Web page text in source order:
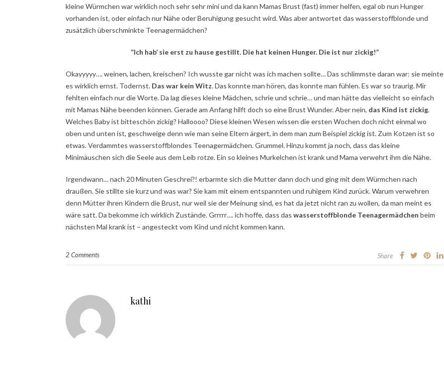
kleine Würmchen war wirklich noch sehr sehr mini und da kann Mamas Brust (fast) immer helfen, egal ob nun Hunger
vorhanden ist, oder einfach nur Nähe oder Beruhigung gesucht wird. Was aber antwortet das wasserstoffblonde und
zusätzlich überschminkte Teenagermädchen?
“Ich hab’ sie erst zu hause gestillt. Die hat keinen Hunger. Die ist nur zickig!”
Okayyyyy…. weinen, lachen, kreischen? Ich wusste gar nicht was ich machen sollte… Das schlimmste daran war: sie meinte
es wirklich ernst. Todernst. Das war kein Witz. Das konnte man hören, das konnte man fühlen. Es war so traurig. Mir
fehlten einfach nur die Worte. Da lag dieses kleine Mädchen, schrie und schrie… und man hätte das vielleicht so einfach
mit Mamas Nähe beenden können. Gerade am Anfang hilft doch so eine Brust Wunder. Aber nein, das Kind ist zickig.
Welches Baby ist bitteschön zickig? Halloooo? Diese kleinen Wesen wissen die ersten Wochen doch nicht einmal wo
oben und unten ist, geschweige denn wie man seine Eltern ärgert, in dem man zum Beispiel zickig ist. Zum Kotzen ist so
etwas. Verdammtes wasserstoffblondes Teenagermädchen. Grummel. Hinzu kommt ja noch, dass das kleine
Minimäuschen sich die Seele aus dem Leib rotze. Ein so kleines Murkelchen ist krank und Mama verwehrt ihm die Nähe.
Irgendwann… nach 20 Minuten Geschrei?! erbarmte sich die Mutter dann doch und ging mit dem Würmchen nach
draußen. Sie stillte sie kurz und was war? Sie kam mit einem entspannten und ruhigem Kind zurück. Warum verwehren
denn Mütter ihren Kindern die Brust, nur weil sie der Meinung sind, es hat da jetzt nicht ran zu wollen, da man meint es
wäre satt. Da bekomme ich wirklich Zustände. Grrrrr…. ich hoffe, dass das wasserstoffblonde Teenagermädchen beim
nächsten Mal krank ist – angesteckt vom Kind und nicht kommen kann.
2 Comments Share
kathi